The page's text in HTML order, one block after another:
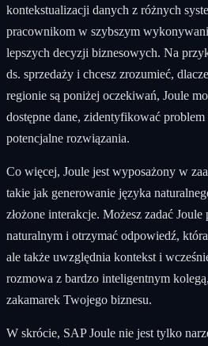
kontekstualizacji danych z różnych
pracownikom w szybszym
lepszych decyzji biznesowych. Na
ds. sprzedaży i chcesz zrozumieć,
regionie są poniżej oczekiwań, Joule
dostępne dane, zidentyfikować
potencjalne rozwiązania.
Co więcej, Joule jest wyposażony w
takie jak generowanie języka
złożone interakcje. Możesz zadać
naturalnym i otrzymać odpowiedź,
ale także uwzględnia kontekst i
rozmowa z bardzo inteligentnym
zakamarek Twojego biznesu.
W skrócie, SAP Joule nie jest tylko